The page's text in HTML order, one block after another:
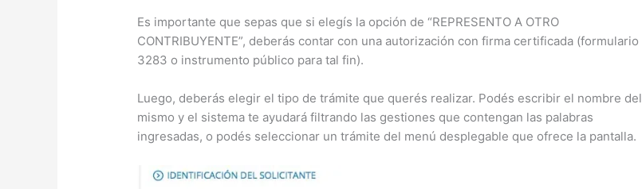
Es importante que sepas que si elegís la opción de “REPRESENTO A OTRO
CONTRIBUYENTE”, deberás contar con una autorización con firma certificada (formulario
3283 o instrumento público para tal fin).
Luego, deberás elegir el tipo de trámite que querés realizar. Podés escribir el nombre del
mismo y el sistema te ayudará filtrando las gestiones que contengan las palabras
ingresadas, o podés seleccionar un trámite del menú desplegable que ofrece la pantalla.